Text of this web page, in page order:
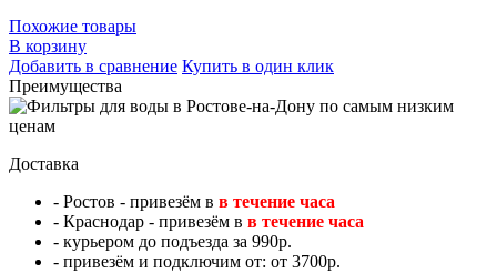
Похожие товары
В корзину
Добавить в сравнение Купить в один клик
Преимущества
Доставка
- Ростов - привезём в в течение часа
- Краснодар - привезём в в течение часа
- курьером до подъезда за 990р.
- привезём и подключим от: от 3700р.